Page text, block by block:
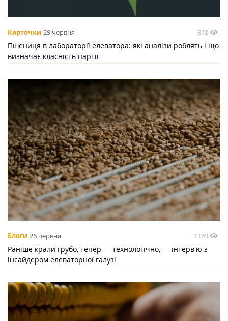
Карточки 29 червня 818
Пшениця в лабораторії елеватора: які аналізи роблять і що
визначає класність партії
Блоги 26 червня 1169
Раніше крали грубо, тепер — технологічно, — інтерв'ю з
інсайдером елеваторної галузі